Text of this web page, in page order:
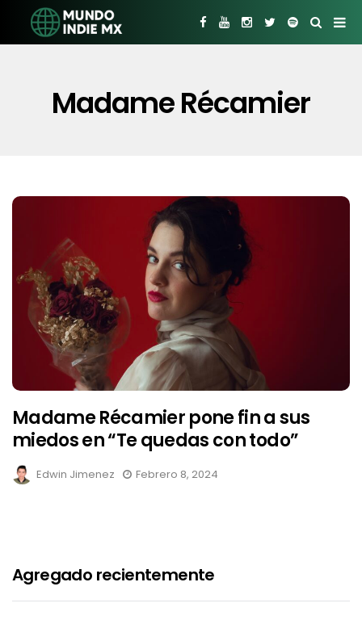
Madame Récamier
Madame Récamier pone fin a sus
miedos en “Te quedas con todo”
Edwin Jimenez Febrero 8, 2024
Agregado recientemente